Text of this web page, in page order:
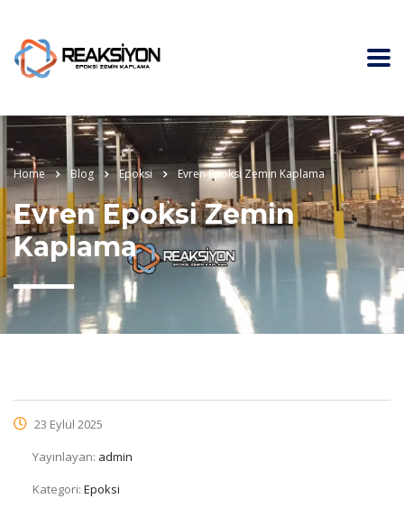
Home Blog Epoksi Evren Epoksi Zemin Kaplama
Evren Epoksi Zemin
Kaplama
23 Eylül 2025
Yayınlayan: admin
Kategori: Epoksi